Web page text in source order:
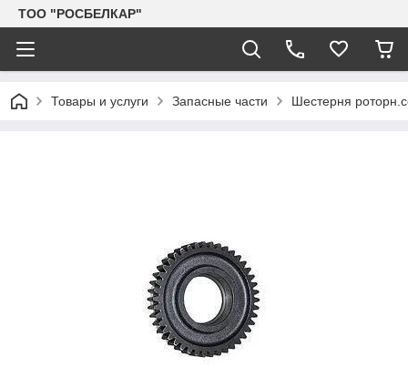
TOO "РОСБЕЛКАР"
Товары и услуги Запасные части Шестерня